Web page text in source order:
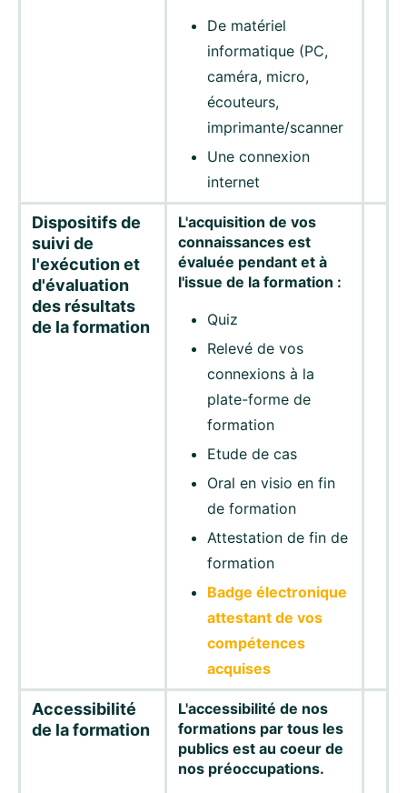
De matériel
informatique (PC,
caméra, micro,
écouteurs,
imprimante/scanner
Une connexion
internet
Dispositifs de
suivi de
l'exécution et
d'évaluation
des résultats
de la formation
L'acquisition de vos
connaissances est
évaluée pendant et à
l'issue de la formation :
Quiz
Relevé de vos
connexions à la
plate-forme de
formation
Etude de cas
Oral en visio en fin
de formation
Attestation de fin de
formation
Badge électronique
attestant de vos
compétences
acquises
Accessibilité
de la formation
L'accessibilité de nos
formations par tous les
publics est au coeur de
nos préoccupations.